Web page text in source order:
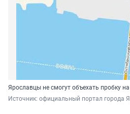
Ярославцы не смогут объехать пробку
Источник: официальный портал города